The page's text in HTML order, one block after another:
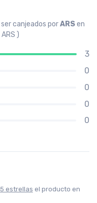
canjeados porARSen
)
3
0
0
0
0
5 estrellas el producto en